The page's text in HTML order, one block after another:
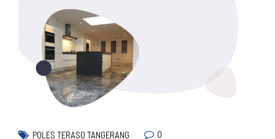
POLES TERASO TANGERANG 0